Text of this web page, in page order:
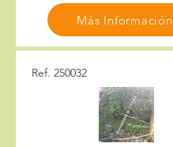
Más Información
Ref. 250032